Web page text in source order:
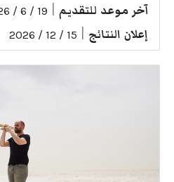
آخر موعد للتقديم 19 / 6 / 2026
إعلان النتائج 15 / 12 / 2026